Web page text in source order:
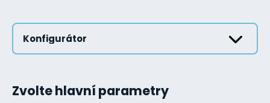
Konfigurátor
Zvolte hlavní parametry